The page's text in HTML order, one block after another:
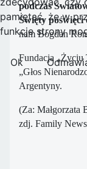
podczas
Święty
nam Bogdan
Fundacja „Życiu
„Głos
Argentyny.
(Za: Małgorzata
zdj. Family
pamiętać, że w
funkcje strony
Ok